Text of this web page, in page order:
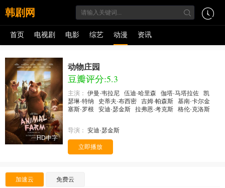
韩剧网
首页 电视剧 电影 综艺 动漫 资讯
HD中字
动物庄园
豆瓣评分:5.3
主演： 伊曼·韦拉尼 伍迪·哈里森 伽塔·马塔拉佐
凯
瑟琳·特纳
史蒂夫·布西密 吉姆·帕森斯
基南·卡尔金
塞斯·罗根
安迪·瑟金斯 拉弗恩·考克斯 格伦·克洛斯
导演： 安迪·瑟金斯
立即播放
加速云 免费云